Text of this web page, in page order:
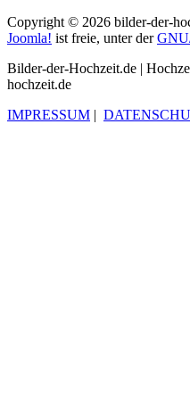
Copyright © 2026 bilder-der-
Joomla! ist freie, unter der
Bilder-der-Hochzeit.de |
hochzeit.de
IMPRESSUM |